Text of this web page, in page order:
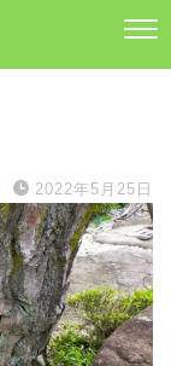
2022年5月25日